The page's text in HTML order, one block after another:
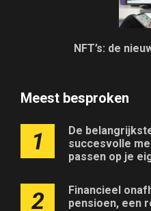
NFT’s: de
Meest besproken
1
De
succesvolle
passen op je
2
Financieel
pensioen, een